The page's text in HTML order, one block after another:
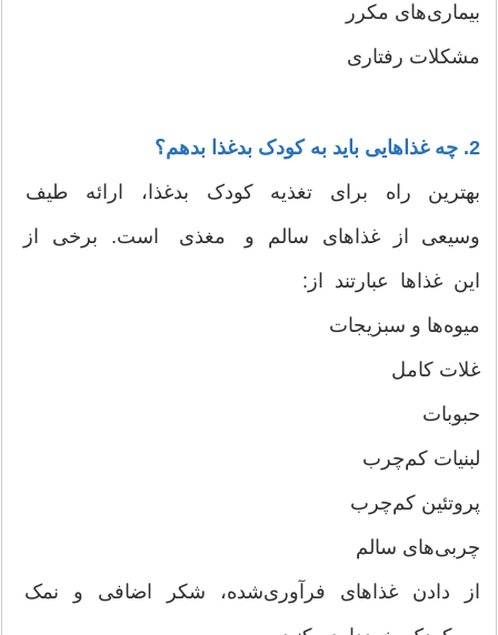
بیماری‌های مکرر
مشکلات رفتاری
2. چه غذاهایی باید به کودک بدغذا بدهم؟
بهترین راه برای تغذیه کودک بدغذا، ارائه طیف
وسیعی از غذاهای سالم و مغذی است. برخی از
این غذاها عبارتند از:
میوه‌ها و سبزیجات
غلات کامل
حبوبات
لبنیات کم‌چرب
پروتئین کم‌چرب
چربی‌های سالم
از دادن غذاهای فرآوری‌شده، شکر اضافی و نمک